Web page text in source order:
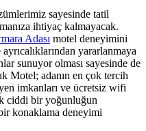
sayesinde tatil
ihtiyaç kalmayacak.
Adası motel deneyimini
yararlanmaya
sunuyor olması sayesinde de
Motel; adanın en çok tercih
imkanları ve ücretsiz wifi
ciddi bir yoğunluğun
konaklama deneyimi